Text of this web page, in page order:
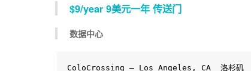
$9/year 9美元一年 传送门
数据中心
ColoCrossing – Los Angeles, CA  洛杉矶